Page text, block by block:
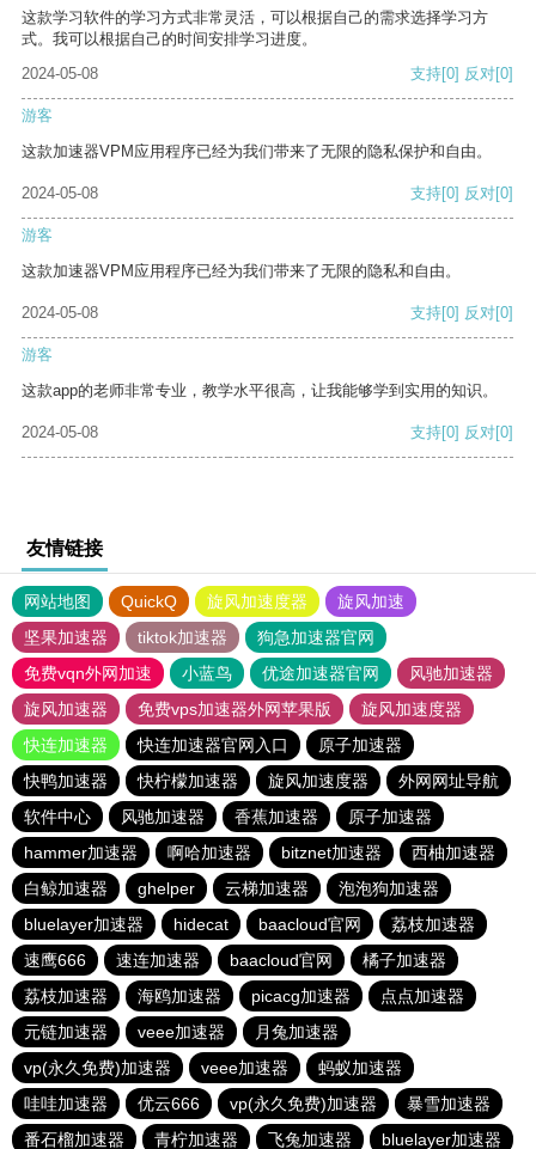
这款学习软件的学习方式非常灵活，可以根据自己的需求选择学习方
式。我可以根据自己的时间安排学习进度。
2024-05-08
支持[0] 反对[0]
游客
这款加速器VPM应用程序已经为我们带来了无限的隐私保护和自由。
2024-05-08 支持[0] 反对[0]
游客
这款加速器VPM应用程序已经为我们带来了无限的隐私和自由。
2024-05-08 支持[0] 反对[0]
游客
这款app的老师非常专业，教学水平很高，让我能够学到实用的知识。
2024-05-08 支持[0] 反对[0]
友情链接
网站地图 QuickQ 旋风加速度器
旋风加速
坚果加速器
tiktok加速器
狗急加速器官网
免费vqn外网加速
小蓝鸟 优途加速器官网
风驰加速器
旋风加速器
免费vps加速器外网苹果版
旋风加速度器
快连加速器
快连加速器官网入口
原子加速器
快鸭加速器
快柠檬加速器 旋风加速度器
外网网址导航
软件中心
风驰加速器 香蕉加速器
原子加速器
hammer加速器
啊哈加速器 bitznet加速器
西柚加速器
白鲸加速器
ghelper 云梯加速器
泡泡狗加速器
bluelayer加速器
hidecat baacloud官网
荔枝加速器
速鹰666
速连加速器 baacloud官网
橘子加速器
荔枝加速器
海鸥加速器 picacg加速器
点点加速器
元链加速器
veee加速器
月兔加速器
vp(永久免费)加速器
veee加速器
蚂蚁加速器
哇哇加速器
优云666 vp(永久免费)加速器
暴雪加速器
番石榴加速器
青柠加速器 飞兔加速器 bluelayer加速器